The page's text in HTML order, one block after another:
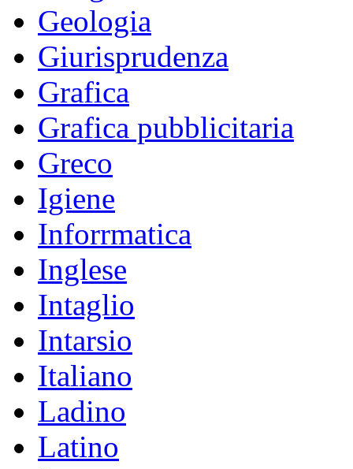
Geologia
Giurisprudenza
Grafica
Grafica pubblicitaria
Greco
Igiene
Inforrmatica
Inglese
Intaglio
Intarsio
Italiano
Ladino
Latino